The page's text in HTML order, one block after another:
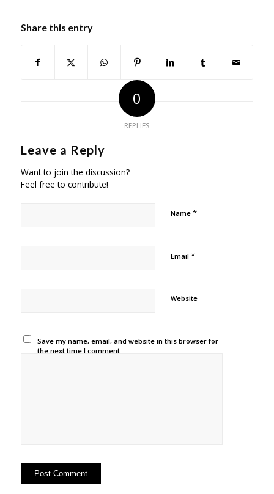
Share this entry
0
REPLIES
Leave a Reply
Want to join the discussion?
Feel free to contribute!
Name *
Email *
Website
Save my name, email, and website in this browser for
the next time I comment.